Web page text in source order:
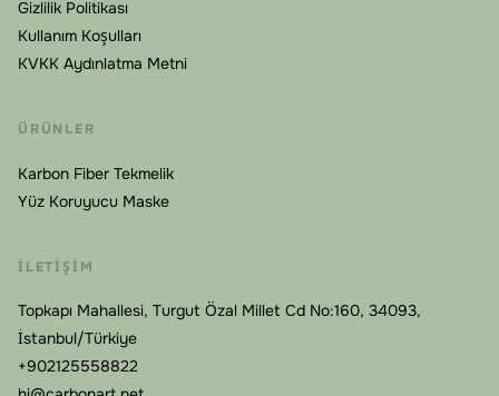
Gizlilik Politikası
Kullanım Koşulları
KVKK Aydınlatma Metni
ÜRÜNLER
Karbon Fiber Tekmelik
Yüz Koruyucu Maske
İLETIŞIM
Topkapı Mahallesi, Turgut Özal Millet Cd No:160, 34093,
İstanbul/Türkiye
+902125558822